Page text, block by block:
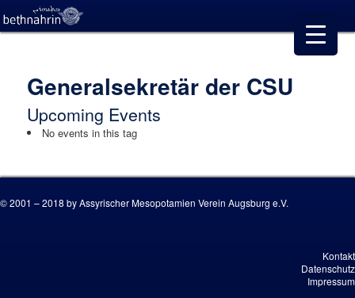
Generalsekretär der CSU
Upcoming Events
No events in this tag
© 2001 – 2018 by Assyrischer Mesopotamien Verein Augsburg e.V.
Kontakt
Datenschutz
Impressum